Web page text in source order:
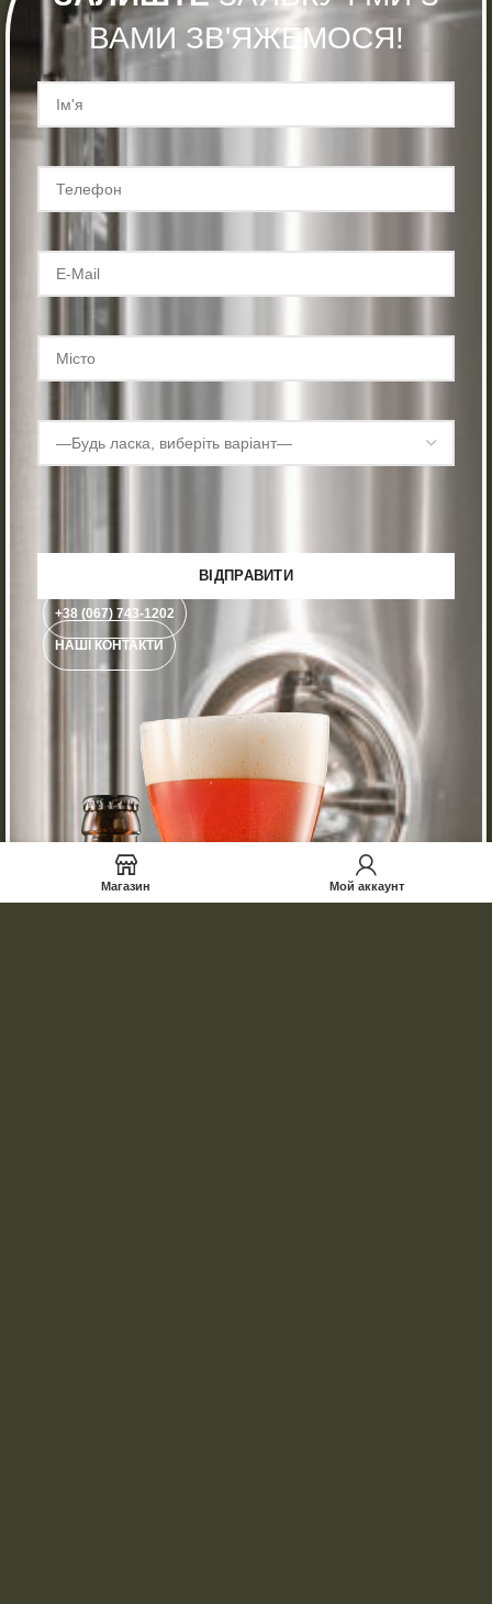
Магазин Мой аккаунт
ВАМИ ЗВ'ЯЖЕМОСЯ!
+38 (067) 743-1202
НАШІ КОНТАКТИ